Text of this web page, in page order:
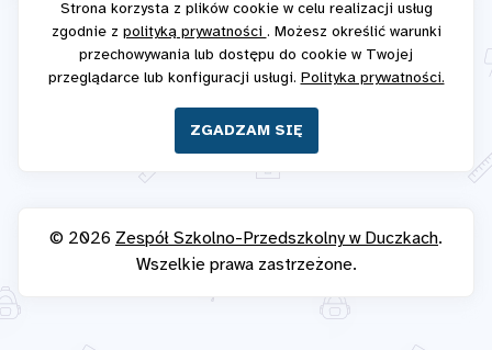
Strona korzysta z plików cookie w celu realizacji usług
zgodnie z polityką prywatności . Możesz określić warunki
przechowywania lub dostępu do cookie w Twojej
przeglądarce lub konfiguracji usługi. Polityka prywatności.
ZGADZAM SIĘ
© 2026 Zespół Szkolno-Przedszkolny w Duczkach.
Wszelkie prawa zastrzeżone.